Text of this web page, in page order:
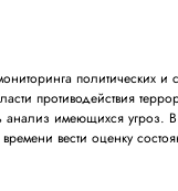
политических и
противодействия
анализ имеющихся
вести оценку